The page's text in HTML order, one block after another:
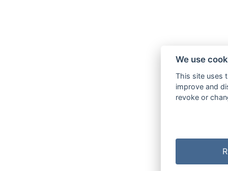
We use
This site uses
improve and
revoke or